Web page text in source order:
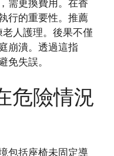
需更換費用。在香
行的重要性。推薦
老人護理。後果不僅
崩潰。透過這指
免失誤。
危險情況
包括座椅未固定導